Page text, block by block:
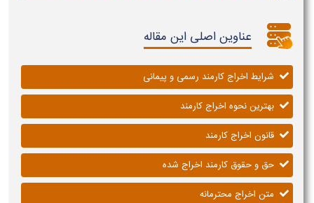
عناوین اصلی این مقاله
شرایط اخراج کارمند رسمی و پیمانی
بهترین نحوه اخراج کارمند
قانون اخراج کارمند
حق و حقوق کارمند اخراج شده
متن اخراج محترمانه